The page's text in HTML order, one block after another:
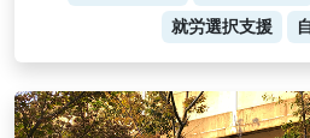
就労選択支援